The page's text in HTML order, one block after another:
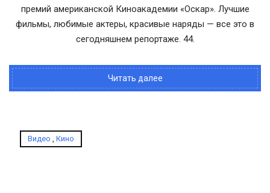
премий американской Киноакадемии «Оскар». Лучшие
фильмы, любимые актеры, красивые наряды — все это в
сегодняшнем репортаже. 44.
Читать далее
Видео , Кино